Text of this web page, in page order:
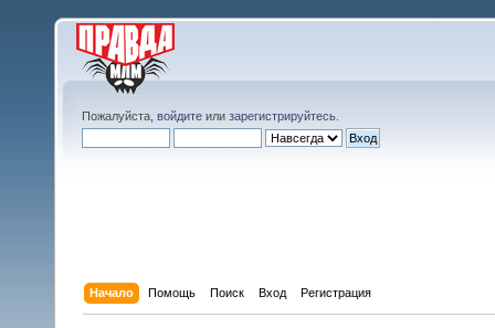
Пожалуйста, войдите или зарегистрируйтесь
Начало Помощь Поиск Вход Регистрация